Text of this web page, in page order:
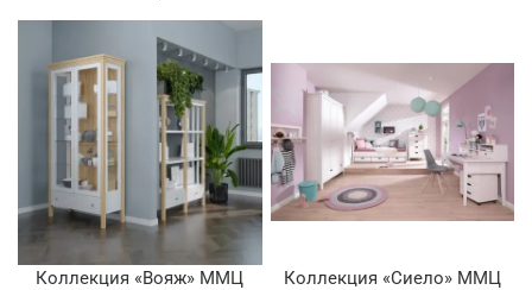
Коллекция «Вояж» ММЦ Коллекция «Сиело» ММЦ